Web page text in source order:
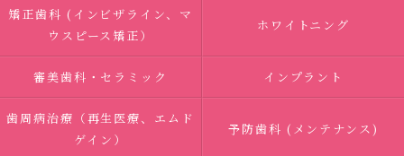
矯正歯科 (インビザライン、マ
ウスピース矯正）
ホワイトニング
審美歯科・セラミック インプラント
歯周病治療（再生医療、エムド
ゲイン）
予防歯科 (メンテナンス)